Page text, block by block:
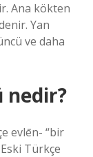
Ana kökten
Yan
ve daha
nedir?
evlēn- “bir
Türkçe